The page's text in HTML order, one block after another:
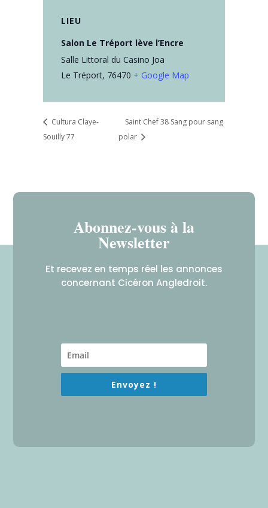
LIEU
Salon Le Tréport lève l’Encre
Salle Littoral du Casino Joa
Le Tréport, 76470 + Google Map
Cultura Claye-
Souilly 77
Saint Chef 38 Sang pour sang
polar
Abonnez-vous à la
Newsletter
Et recevez en temps réel les annonces
concernant Cicéron Angledroit.
Envoyez !